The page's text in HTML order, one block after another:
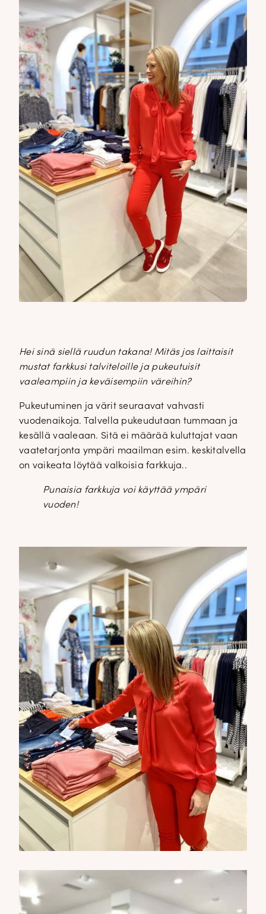
Hei sinä siellä ruudun takana! Mitäs jos laittaisit
mustat farkkusi talviteloille ja pukeutuisit
vaaleampiin ja keväisempiin väreihin?
Pukeutuminen ja värit seuraavat vahvasti
vuodenaikoja. Talvella pukeudutaan tummaan ja
kesällä vaaleaan. Sitä ei määrää kuluttajat vaan
vaatetarjonta ympäri maailman esim. keskitalvella
on vaikeata löytää valkoisia farkkuja..
Punaisia farkkuja voi käyttää ympäri
vuoden!